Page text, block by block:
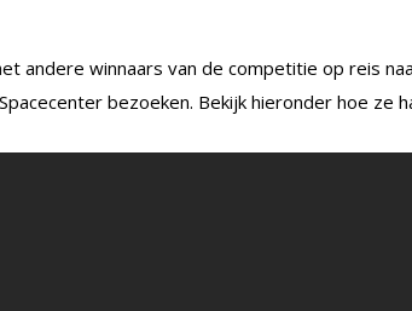
andere winnaars van de competitie op reis
bezoeken. Bekijk hieronder hoe ze